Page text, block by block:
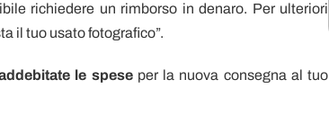
richiedere un rimborso in denaro. Per ulteriori
il tuo usato fotografico”.
le speseper la nuova consegna al tuo